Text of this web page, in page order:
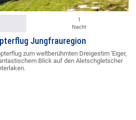
1
Nacht
Jungfrauregion
zum weltberühmten Dreigestirn 'Eiger,
Blick auf den Aletschgletscher